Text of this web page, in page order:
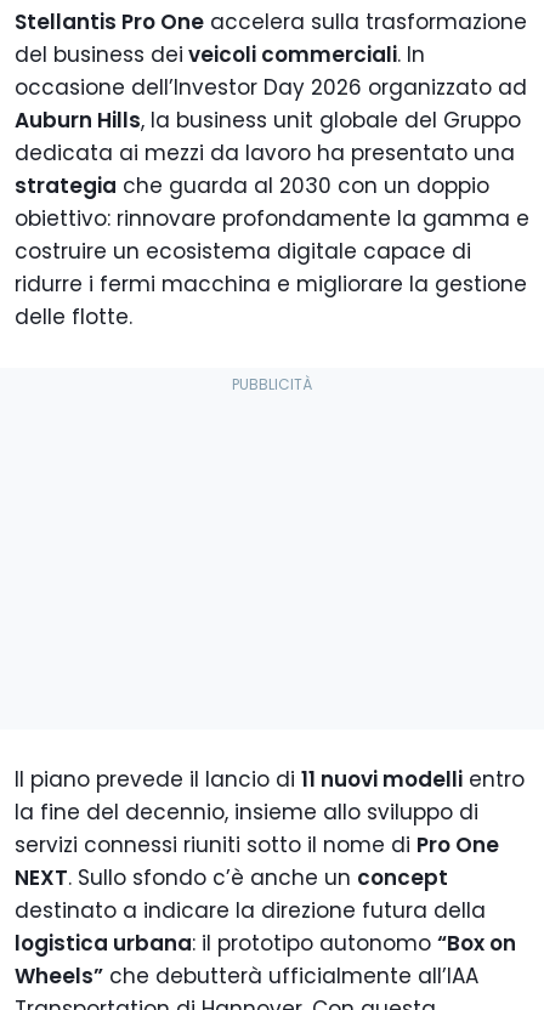
Stellantis Pro One accelera sulla trasformazione
del business dei veicoli commerciali. In
occasione dell’Investor Day 2026 organizzato ad
Auburn Hills, la business unit globale del Gruppo
dedicata ai mezzi da lavoro ha presentato una
strategia che guarda al 2030 con un doppio
obiettivo: rinnovare profondamente la gamma e
costruire un ecosistema digitale capace di
ridurre i fermi macchina e migliorare la gestione
delle flotte.
Il piano prevede il lancio di 11 nuovi modelli entro
la fine del decennio, insieme allo sviluppo di
servizi connessi riuniti sotto il nome di Pro One
NEXT. Sullo sfondo c’è anche un concept
destinato a indicare la direzione futura della
logistica urbana: il prototipo autonomo “Box on
Wheels” che debutterà ufficialmente all’IAA